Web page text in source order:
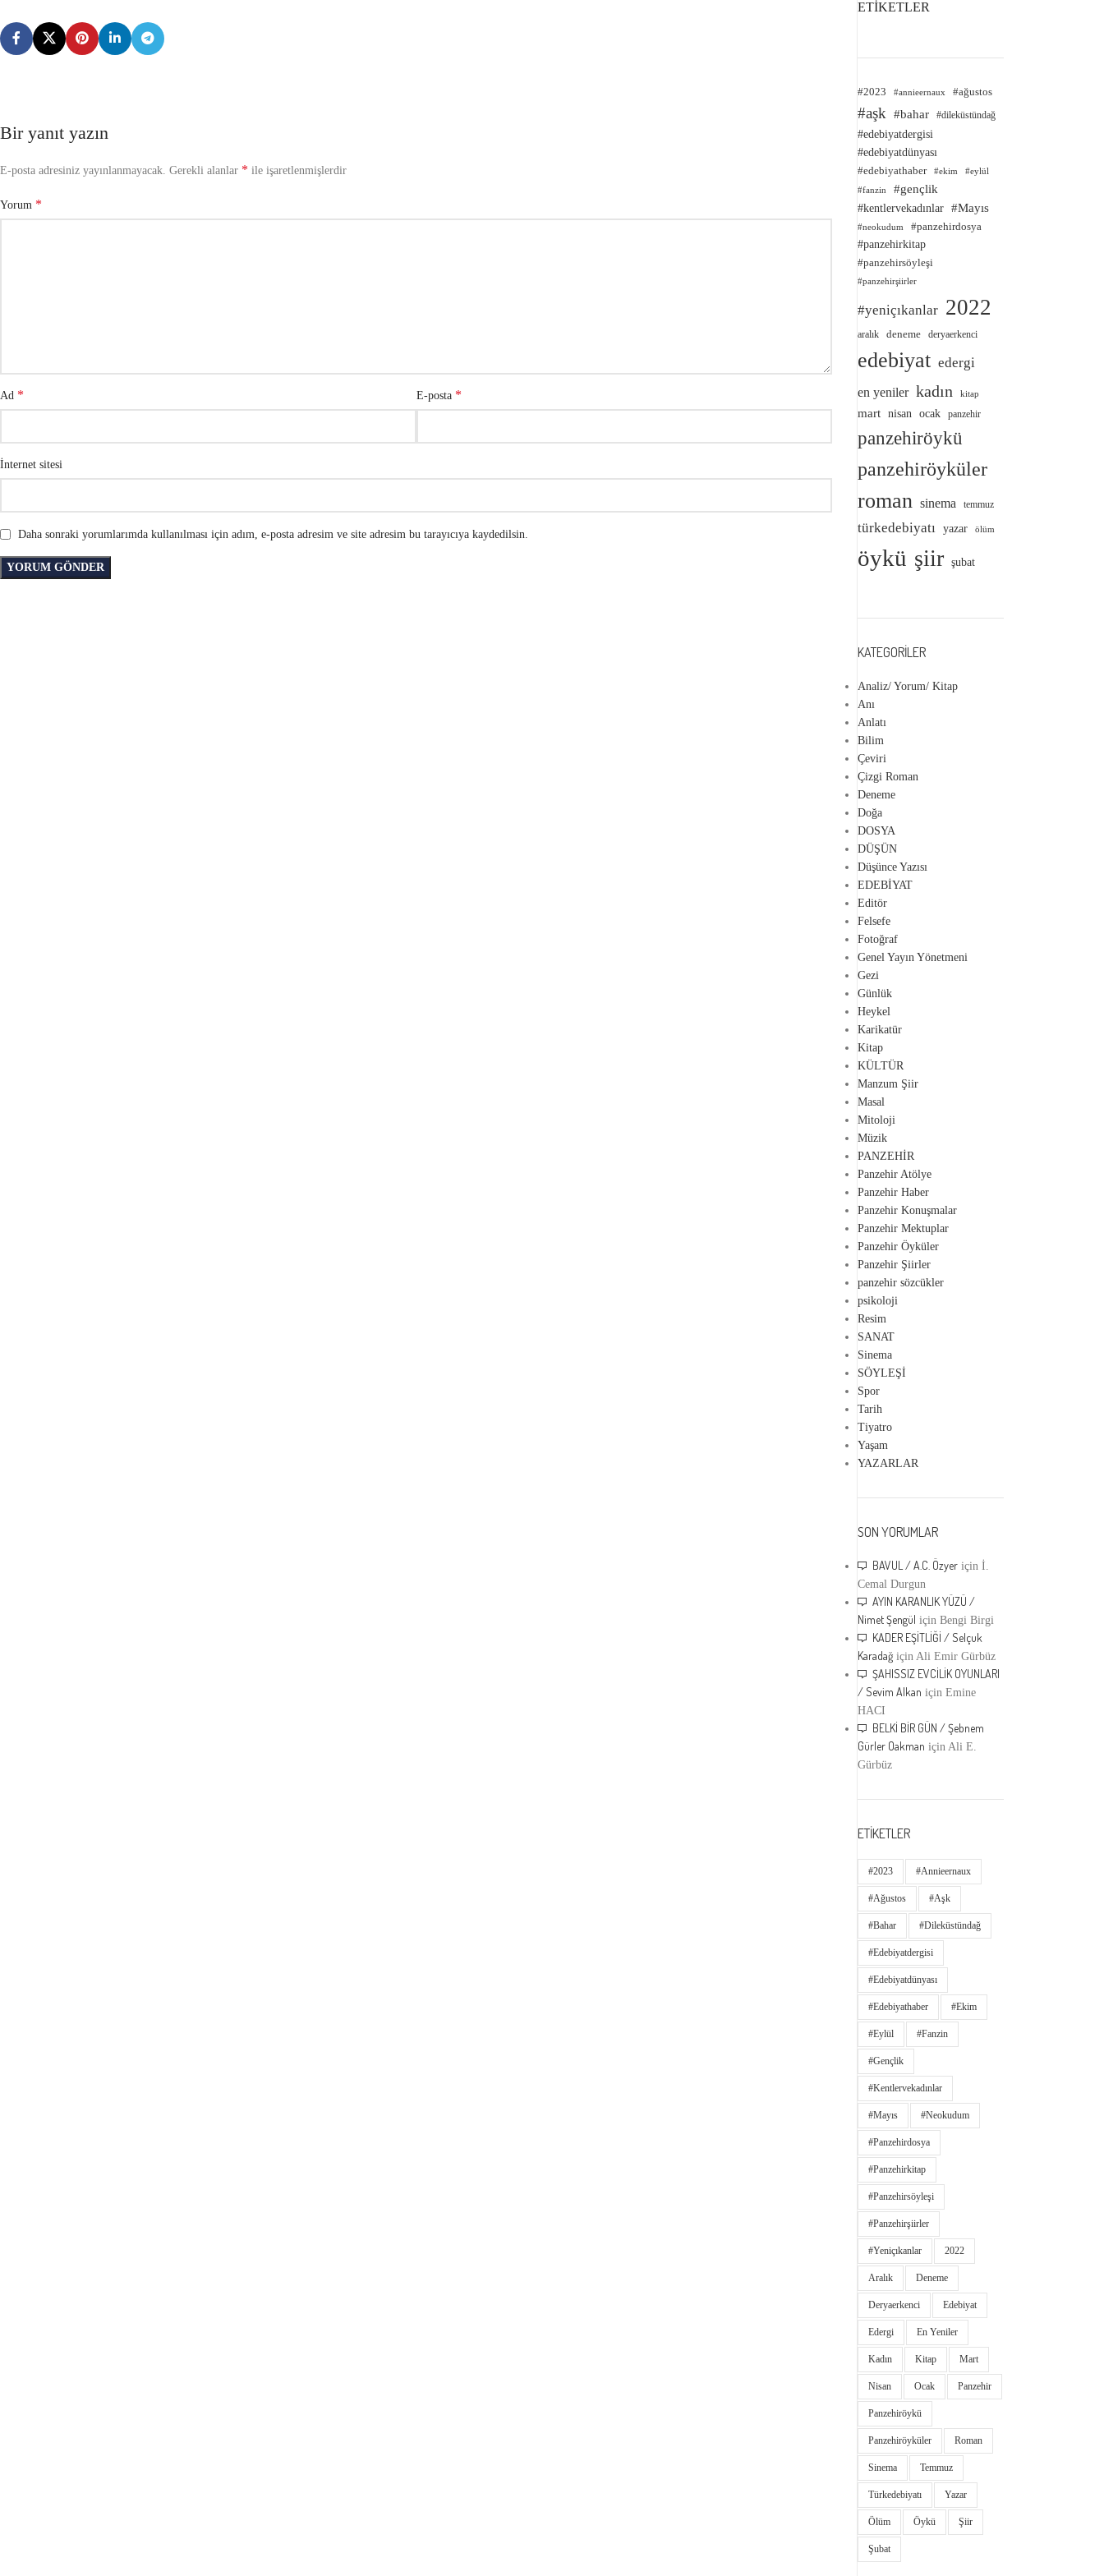
Bir yanıt yazın
E-posta adresiniz yayınlanmayacak. Gerekli alanlar * ile işaretlenmişlerdir
Yorum *
Ad * E-posta *
İnternet sitesi
Daha sonraki yorumlarımda kullanılması için adım, e-posta adresim ve site adresim bu tarayıcıya kaydedilsin.
ETİKETLER
#2023 #annieernaux #ağustos
#aşk #bahar #dileküstündağ
#edebiyatdergisi
#edebiyatdünyası
#edebiyathaber #ekim #eylül
#fanzin
#gençlik
#kentlervekadınlar #Mayıs
#neokudum
#panzehirdosya
#panzehirkitap
#panzehirsöyleşi
#panzehirşiirler
#yeniçıkanlar 2022
aralık deneme deryaerkenci
edebiyat edergi
en yeniler kadın kitap
mart nisan ocak panzehir
panzehiröykü
panzehiröyküler
roman sinema temmuz
türkedebiyatı yazar ölüm
öykü şiir şubat
KATEGORILER
Analiz/ Yorum/ Kitap
Anı
Anlatı
Bilim
Çeviri
Çizgi Roman
Deneme
Doğa
DOSYA
DÜŞÜN
Düşünce Yazısı
EDEBİYAT
Editör
Felsefe
Fotoğraf
Genel Yayın Yönetmeni
Gezi
Günlük
Heykel
Karikatür
Kitap
KÜLTÜR
Manzum Şiir
Masal
Mitoloji
Müzik
PANZEHİR
Panzehir Atölye
Panzehir Haber
Panzehir Konuşmalar
Panzehir Mektuplar
Panzehir Öyküler
Panzehir Şiirler
panzehir sözcükler
psikoloji
Resim
SANAT
Sinema
SÖYLEŞİ
Spor
Tarih
Tiyatro
Yaşam
YAZARLAR
SON YORUMLAR
BAVUL / A.C. Özyer içinİ.
Cemal Durgun
AYIN KARANLIK YÜZÜ /
Nimet Şengül içinBengi Birgi
KADER EŞİTLİĞİ / Selçuk
Karadağ içinAli Emir Gürbüz
ŞAHISSIZ EVCİLİK OYUNLARI
/ Sevim Alkan içinEmine
HACI
BELKİ BİR GÜN / Şebnem
Gürler Oakman içinAli E.
Gürbüz
ETİKETLER
#2023 #annieernaux
#ağustos #aşk
#bahar #dileküstündağ
#edebiyatdergisi
#edebiyatdünyası
#edebiyathaber #ekim
#eylül #fanzin
#gençlik
#kentlervekadınlar
#Mayıs #neokudum
#panzehirdosya
#panzehirkitap
#panzehirsöyleşi
#panzehirşiirler
#yeniçıkanlar 2022
Aralık Deneme
Deryaerkenci Edebiyat
Edergi En Yeniler
Kadın Kitap Mart
Nisan Ocak Panzehir
Panzehiröykü
Panzehiröyküler Roman
Sinema Temmuz
Türkedebiyatı Yazar
Ölüm Öykü Şiir
Şubat